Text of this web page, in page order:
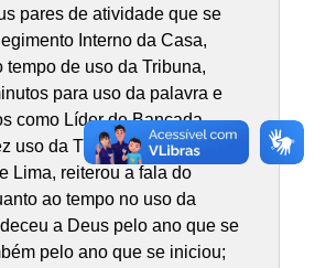
pares de atividade que se
Interno da Casa,
tempo de uso da Tribuna,
para uso da palavra e
como Líder de Bancada.
uso da Tribuna o vereador
Lima, reiterou a fala do
ao tempo no uso da
a Deus pelo ano que se
pelo ano que se iniciou;